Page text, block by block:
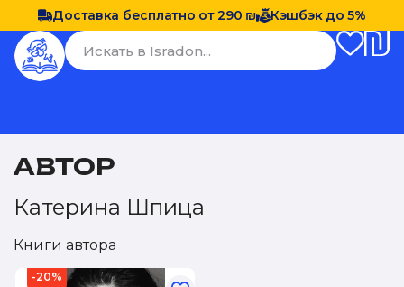
Доставка бесплатно от 290 ₪ Кэшбэк до 5%
АВТОР
Катерина Шпица
Книги автора
-20%